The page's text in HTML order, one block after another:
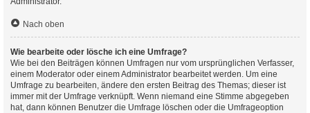
Nach oben
Wie bearbeite oder lösche ich eine Umfrage?
Wie bei den Beiträgen können Umfragen nur vom ursprünglichen Verfasser,
einem Moderator oder einem Administrator bearbeitet werden. Um eine
Umfrage zu bearbeiten, ändere den ersten Beitrag des Themas; dieser ist
immer mit der Umfrage verknüpft. Wenn niemand eine Stimme abgegeben
hat, dann können Benutzer die Umfrage löschen oder die Umfrageoption